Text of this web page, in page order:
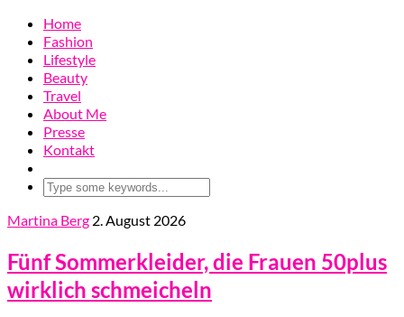
Home
Fashion
Lifestyle
Beauty
Travel
About Me
Presse
Kontakt
Martina Berg 2. August 2026
Fünf Sommerkleider, die Frauen 50plus
wirklich schmeicheln